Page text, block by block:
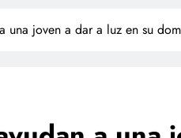
una joven a dar a luz en su